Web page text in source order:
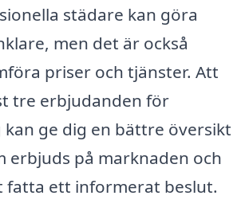
städare kan göra
men det är också
priser och tjänster. Att
tre erbjudanden för
ge dig en bättre översikt
erbjuds på marknaden och
fatta ett informerat beslut.